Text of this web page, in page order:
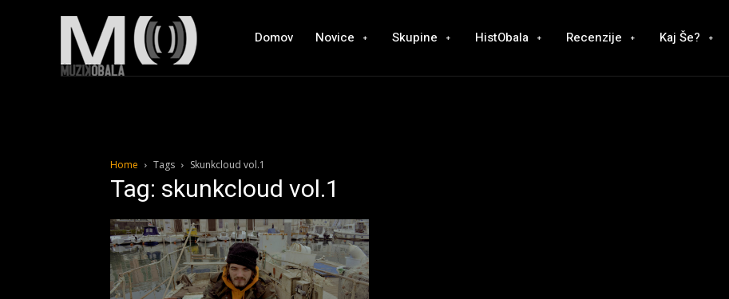
Domov Novice Skupine HistObala Recenzije Kaj Še?
Home Tags Skunkcloud vol.1
Tag: skunkcloud vol.1